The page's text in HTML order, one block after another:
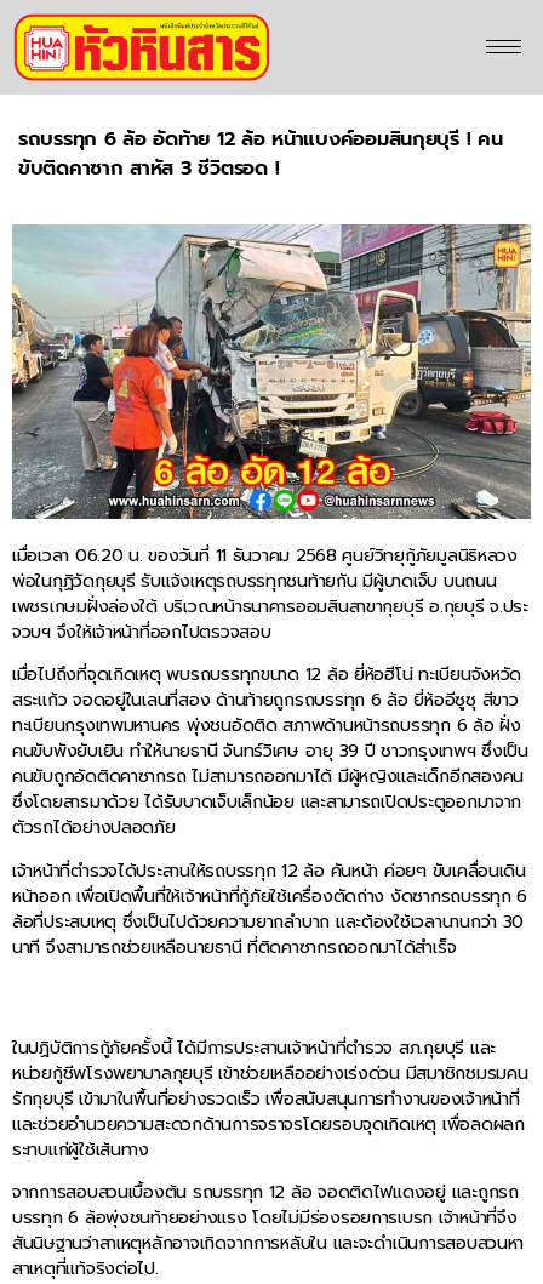
รถบรรทุก 6 ล้อ อัดท้าย 12 ล้อ หน้าแบงค์ออมสินกุยบุรี ! คน
ขับติดคาซาก สาหัส 3 ชีวิตรอด !
เมื่อเวลา 06.20 น. ของวันที่ 11 ธันวาคม 2568 ศูนย์วิทยุกู้ภัยมูลนิธิหลวง
พ่อในกุฏิวัดกุยบุรี รับแจ้งเหตุรถบรรทุกชนท้ายกัน มีผู้บาดเจ็บ บนถนน
เพชรเกษมฝั่งล่องใต้ บริเวณหน้าธนาคารออมสินสาขากุยบุรี อ.กุยบุรี จ.ประ
จวบฯ จึงให้เจ้าหน้าที่ออกไปตรวจสอบ
เมื่อไปถึงที่จุดเกิดเหตุ พบรถบรรทุกขนาด 12 ล้อ ยี่ห้อฮีโน่ ทะเบียนจังหวัด
สระแก้ว จอดอยู่ในเลนที่สอง ด้านท้ายถูกรถบรรทุก 6 ล้อ ยี่ห้ออีซูซุ สีขาว
ทะเบียนกรุงเทพมหานคร พุ่งชนอัดติด สภาพด้านหน้ารถบรรทุก 6 ล้อ ฝั่ง
คนขับพังยับเยิน ทำให้นายธานี จันทร์วิเศษ อายุ 39 ปี ชาวกรุงเทพฯ ซึ่งเป็น
คนขับถูกอัดติดคาซากรถ ไม่สามารถออกมาได้ มีผู้หญิงและเด็กอีกสองคน
ซึ่งโดยสารมาด้วย ได้รับบาดเจ็บเล็กน้อย และสามารถเปิดประตูออกมาจาก
ตัวรถได้อย่างปลอดภัย
เจ้าหน้าที่ตำรวจได้ประสานให้รถบรรทุก 12 ล้อ คันหน้า ค่อยๆ ขับเคลื่อนเดิน
หน้าออก เพื่อเปิดพื้นที่ให้เจ้าหน้าที่กู้ภัยใช้เครื่องตัดถ่าง งัดซากรถบรรทุก 6
ล้อที่ประสบเหตุ ซึ่งเป็นไปด้วยความยากลำบาก และต้องใช้เวลานานกว่า 30
นาที จึงสามารถช่วยเหลือนายธานี ที่ติดคาซากรถออกมาได้สำเร็จ
ในปฏิบัติการกู้ภัยครั้งนี้ ได้มีการประสานเจ้าหน้าที่ตำรวจ สภ.กุยบุรี และ
หน่วยกู้ชีพโรงพยาบาลกุยบุรี เข้าช่วยเหลืออย่างเร่งด่วน มีสมาชิกชมรมคน
รักกุยบุรี เข้ามาในพื้นที่อย่างรวดเร็ว เพื่อสนับสนุนการทำงานของเจ้าหน้าที่
และช่วยอำนวยความสะดวกด้านการจราจรโดยรอบจุดเกิดเหตุ เพื่อลดผลก
ระทบแก่ผู้ใช้เส้นทาง
จากการสอบสวนเบื้องต้น รถบรรทุก 12 ล้อ จอดติดไฟแดงอยู่ และถูกรถ
บรรทุก 6 ล้อพุ่งชนท้ายอย่างแรง โดยไม่มีร่องรอยการเบรก เจ้าหน้าที่จึง
สันนิษฐานว่าสาเหตุหลักอาจเกิดจากการหลับใน และจะดำเนินการสอบสวนหา
สาเหตุที่แท้จริงต่อไป.